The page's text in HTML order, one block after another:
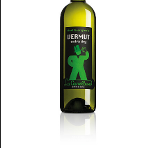
Scopri